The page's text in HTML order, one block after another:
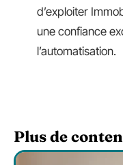
d’exploiter
une confiance
l’automatisation.
Plus de